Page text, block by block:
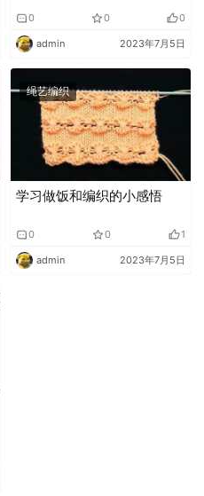
0 0 0
admin 2023年7月5日
绳艺编织
学习做饭和编织的小感悟
0 0 1
admin 2023年7月5日